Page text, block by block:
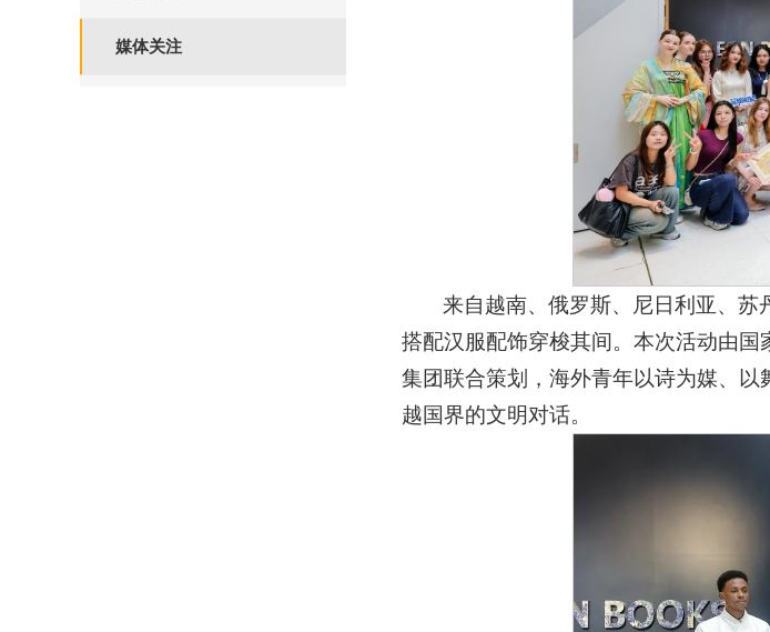
媒体关注
来自越南、俄罗斯、尼日利亚、苏
搭配汉服配饰穿梭其间。本次活动由
集团联合策划，海外青年以诗为媒、
越国界的文明对话。